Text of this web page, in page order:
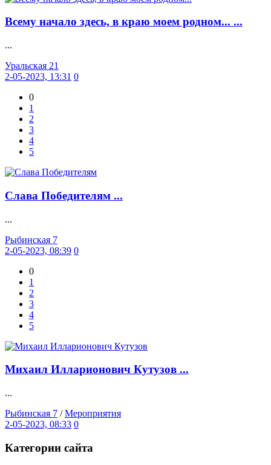
Всему начало здесь, в краю моем родном... ...
...
Уральская 21
2-05-2023, 13:31 0
0
1
2
3
4
5
Слава Победителям ...
...
Рыбинская 7
2-05-2023, 08:39 0
0
1
2
3
4
5
Михаил Илларионович Кутузов ...
...
Рыбинская 7 /Мероприятия
2-05-2023, 08:33 0
Категории сайта